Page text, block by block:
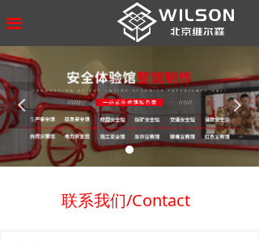
넳 넲
끀
首页
公司介绍
产品/方案
工程案例
智慧创展
新闻中心联系我们/Contact